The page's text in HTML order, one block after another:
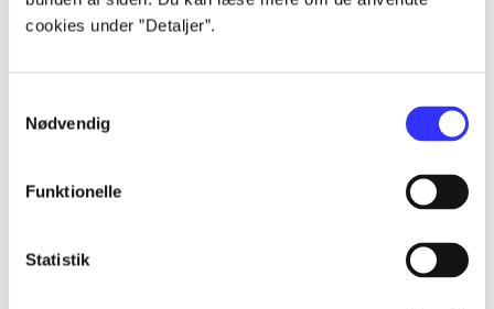
cookies under ”Detaljer”.
Nødvendig
Funktionelle
Statistik
Artikler
...